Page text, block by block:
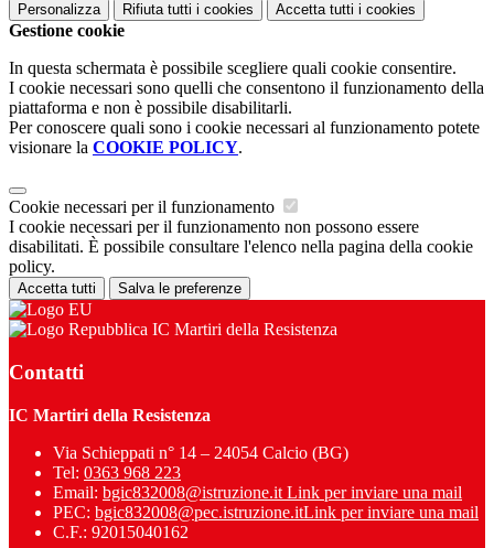
Personalizza Rifiuta tutti i cookies Accetta tutti i cookies
Gestione cookie
In questa schermata è possibile scegliere quali cookie consentire.
I cookie necessari sono quelli che consentono il funzionamento della
piattaforma e non è possibile disabilitarli.
Per conoscere quali sono i cookie necessari al funzionamento potete
visionare la COOKIE POLICY.
Cookie necessari per il funzionamento
I cookie necessari per il funzionamento non possono essere
disabilitati. È possibile consultare l'elenco nella pagina della cookie
policy.
Accetta tutti Salva le preferenze
IC Martiri della Resistenza
Contatti
IC Martiri della Resistenza
Via Schieppati n° 14 – 24054 Calcio (BG)
Tel: 0363 968 223
Email: bgic832008@istruzione.it Link per inviare una mail
PEC: bgic832008@pec.istruzione.itLink per inviare una mail
C.F.: 92015040162